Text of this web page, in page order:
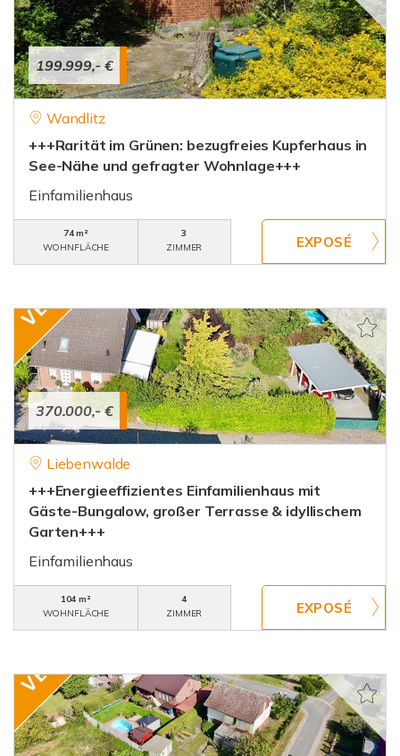
199.999,- €
Wandlitz
+++Rarität im Grünen: bezugfreies Kupferhaus in
See-Nähe und gefragter Wohnlage+++
Einfamilienhaus
74 m²
WOHNFLÄCHE
3
ZIMMER
370.000,- €
Liebenwalde
+++Energieeffizientes Einfamilienhaus mit
Gäste-Bungalow, großer Terrasse & idyllischem
Garten+++
Einfamilienhaus
104 m²
WOHNFLÄCHE
4
ZIMMER